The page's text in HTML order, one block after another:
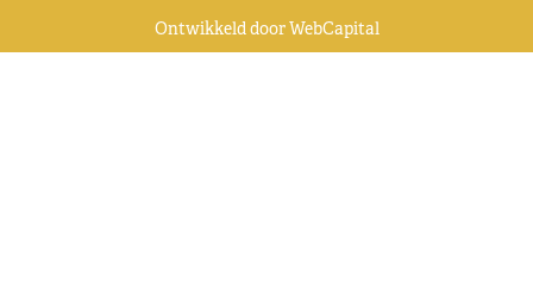
Ontwikkeld doorWebCapital